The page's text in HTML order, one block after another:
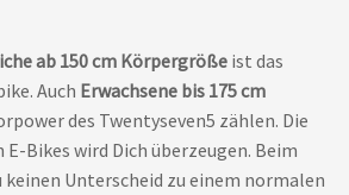
ab 150 cm Körpergröße ist das
Auch Erwachsene bis 175 cm
des Twentyseven5 zählen. Die
Bikes wird Dich überzeugen. Beim
Unterscheid zu einem normalen